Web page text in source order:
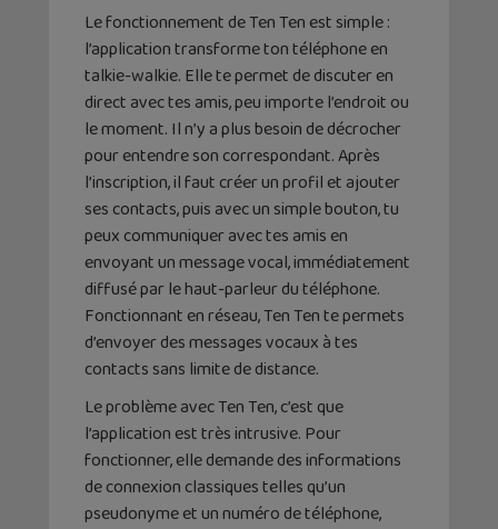
Le fonctionnement de Ten Ten est simple :
l’application transforme ton téléphone en
talkie-walkie. Elle te permet de discuter en
direct avec tes amis, peu importe l’endroit ou
le moment. Il n’y a plus besoin de décrocher
pour entendre son correspondant. Après
l’inscription, il faut créer un profil et ajouter
ses contacts, puis avec un simple bouton, tu
peux communiquer avec tes amis en
envoyant un message vocal, immédiatement
diffusé par le haut-parleur du téléphone.
Fonctionnant en réseau, Ten Ten te permets
d’envoyer des messages vocaux à tes
contacts sans limite de distance.
Le problème avec Ten Ten, c’est que
l’application est très intrusive. Pour
fonctionner, elle demande des informations
de connexion classiques telles qu’un
pseudonyme et un numéro de téléphone,